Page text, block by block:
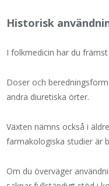
Historisk
I folkmedicin har du
Doser och
andra diuretiska örter.
Växten nämns också i
farmakologiska studier är
Om du överväger